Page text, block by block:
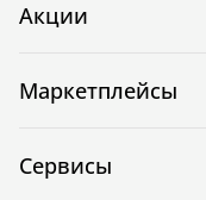
Акции
Маркетплейсы
Сервисы